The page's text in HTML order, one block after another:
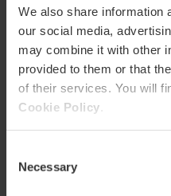
We also share information
our social media,
may combine it with other
provided to them or that
of their services. You will
Cookie Policy
Selection
Necessary
Richtungen